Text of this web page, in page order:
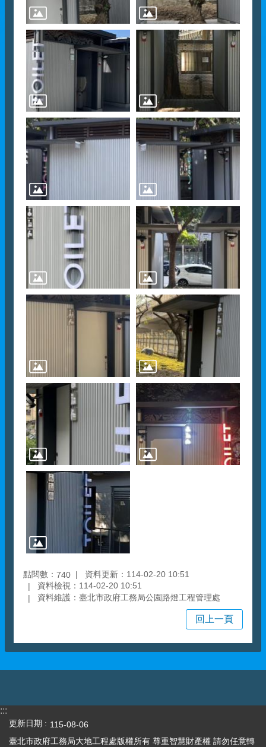
點閱數： 740
資料更新：114-02-20 10:51
資料檢視：114-02-20 10:51
資料維護：臺北市政府工務局公園路燈工程管理處
回上一頁
:::
更新日期
115-08-06
臺北市政府工務局大地工程處版權所有 尊重智慧財產權 請勿任意轉